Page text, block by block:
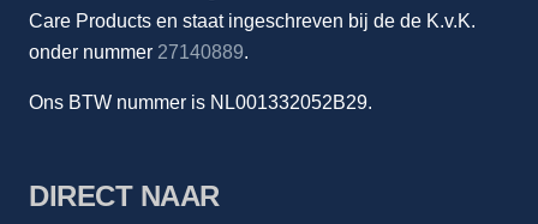
Care Products en staat ingeschreven bij de de K.v.K.
onder nummer 27140889.
Ons BTW nummer is NL001332052B29.
DIRECT NAAR